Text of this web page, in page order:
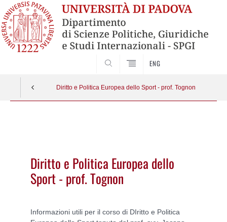
ENG
Diritto e Politica Europea dello Sport - prof. Tognon
Diritto e Politica Europea dello
Sport - prof. Tognon
Informazioni utili per il corso di DIritto e Politica